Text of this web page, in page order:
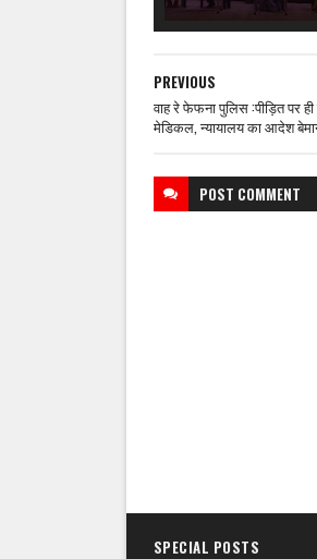
PREVIOUS
वाह रे फेफना पुलिस :पीड़ित पर
मेडिकल, न्यायालय का आदेश
POST COMMENT
SPECIAL POSTS